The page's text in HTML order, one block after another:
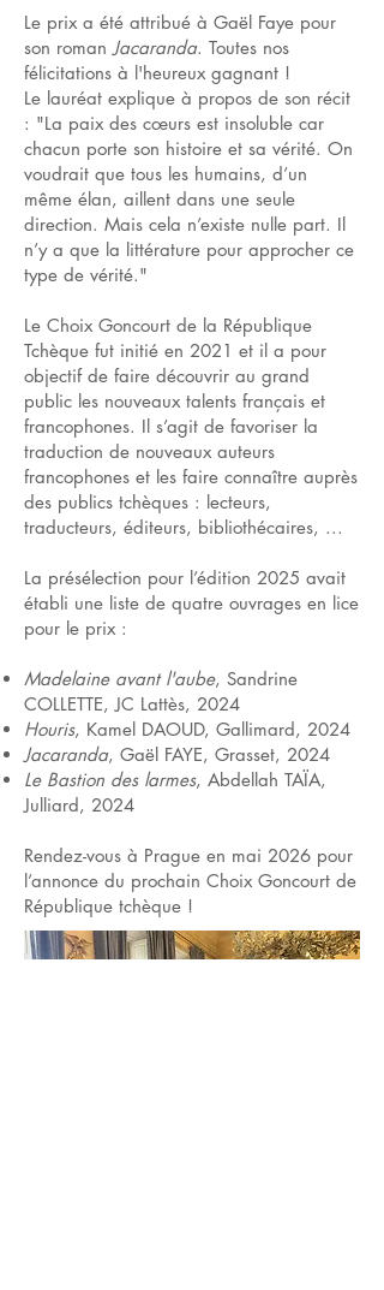
Le prix a été attribué à Gaël Faye pour
son romanJacaranda. Toutes nos
félicitations à l'heureux gagnant !
Le lauréat explique à propos de son récit
: "La paix des cœurs est insoluble car
chacun porte son histoire et sa vérité. On
voudrait que tous les humains, d’un
même élan, aillent dans une seule
direction. Mais cela n’existe nulle part. Il
n’y a que la littérature pour approcher ce
type de vérité."
Le Choix Goncourt de la République
Tchèque fut initié en 2021 et il a pour
objectif de faire découvrir au grand
public les nouveaux talents français et
francophones. Il s’agit de favoriser la
traduction de nouveaux auteurs
francophones et les faire connaître auprès
des publics tchèques : lecteurs,
traducteurs, éditeurs, bibliothécaires, ...
La présélection pour l’édition 2025 avait
établi une liste de quatre ouvrages en lice
pour le prix :
Madelaine avant l'aube, Sandrine
COLLETTE, JC Lattès, 2024
Houris, Kamel DAOUD, Gallimard, 2024
Jacaranda, Gaël FAYE, Grasset, 2024
Le Bastion des larmes, Abdellah TAÏA,
Julliard, 2024
Rendez-vous à Prague en mai 2026 pour
l’annonce du prochain Choix Goncourt de
République tchèque !